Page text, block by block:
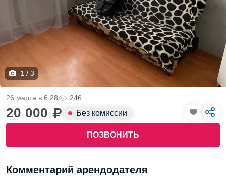
1 / 3
20 000 Без комиссии
ПОЗВОНИТЬ
26 марта в 6:28 246
Комментарий арендодателя